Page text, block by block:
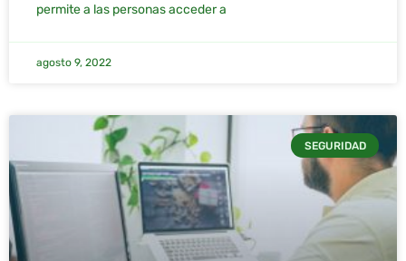
permite a las personas acceder a
agosto 9, 2022
SEGURIDAD